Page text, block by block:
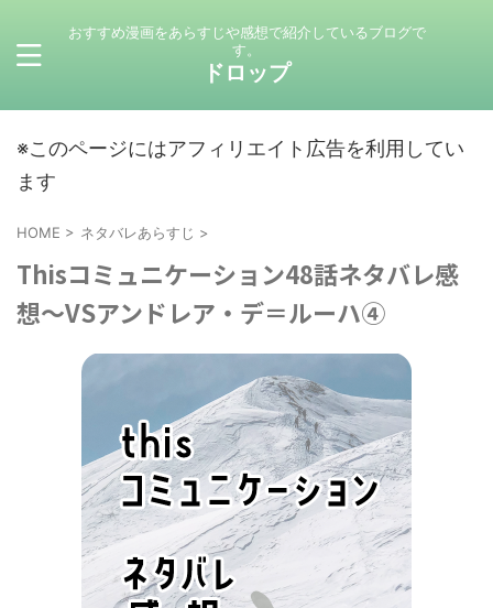
おすすめ漫画をあらすじや感想で紹介しているブログで
す。
ドロップ
※このページにはアフィリエイト広告を利用してい
ます
HOME > ネタバレあらすじ >
Thisコミュニケーション48話ネタバレ感
想～VSアンドレア・デ＝ルーハ④